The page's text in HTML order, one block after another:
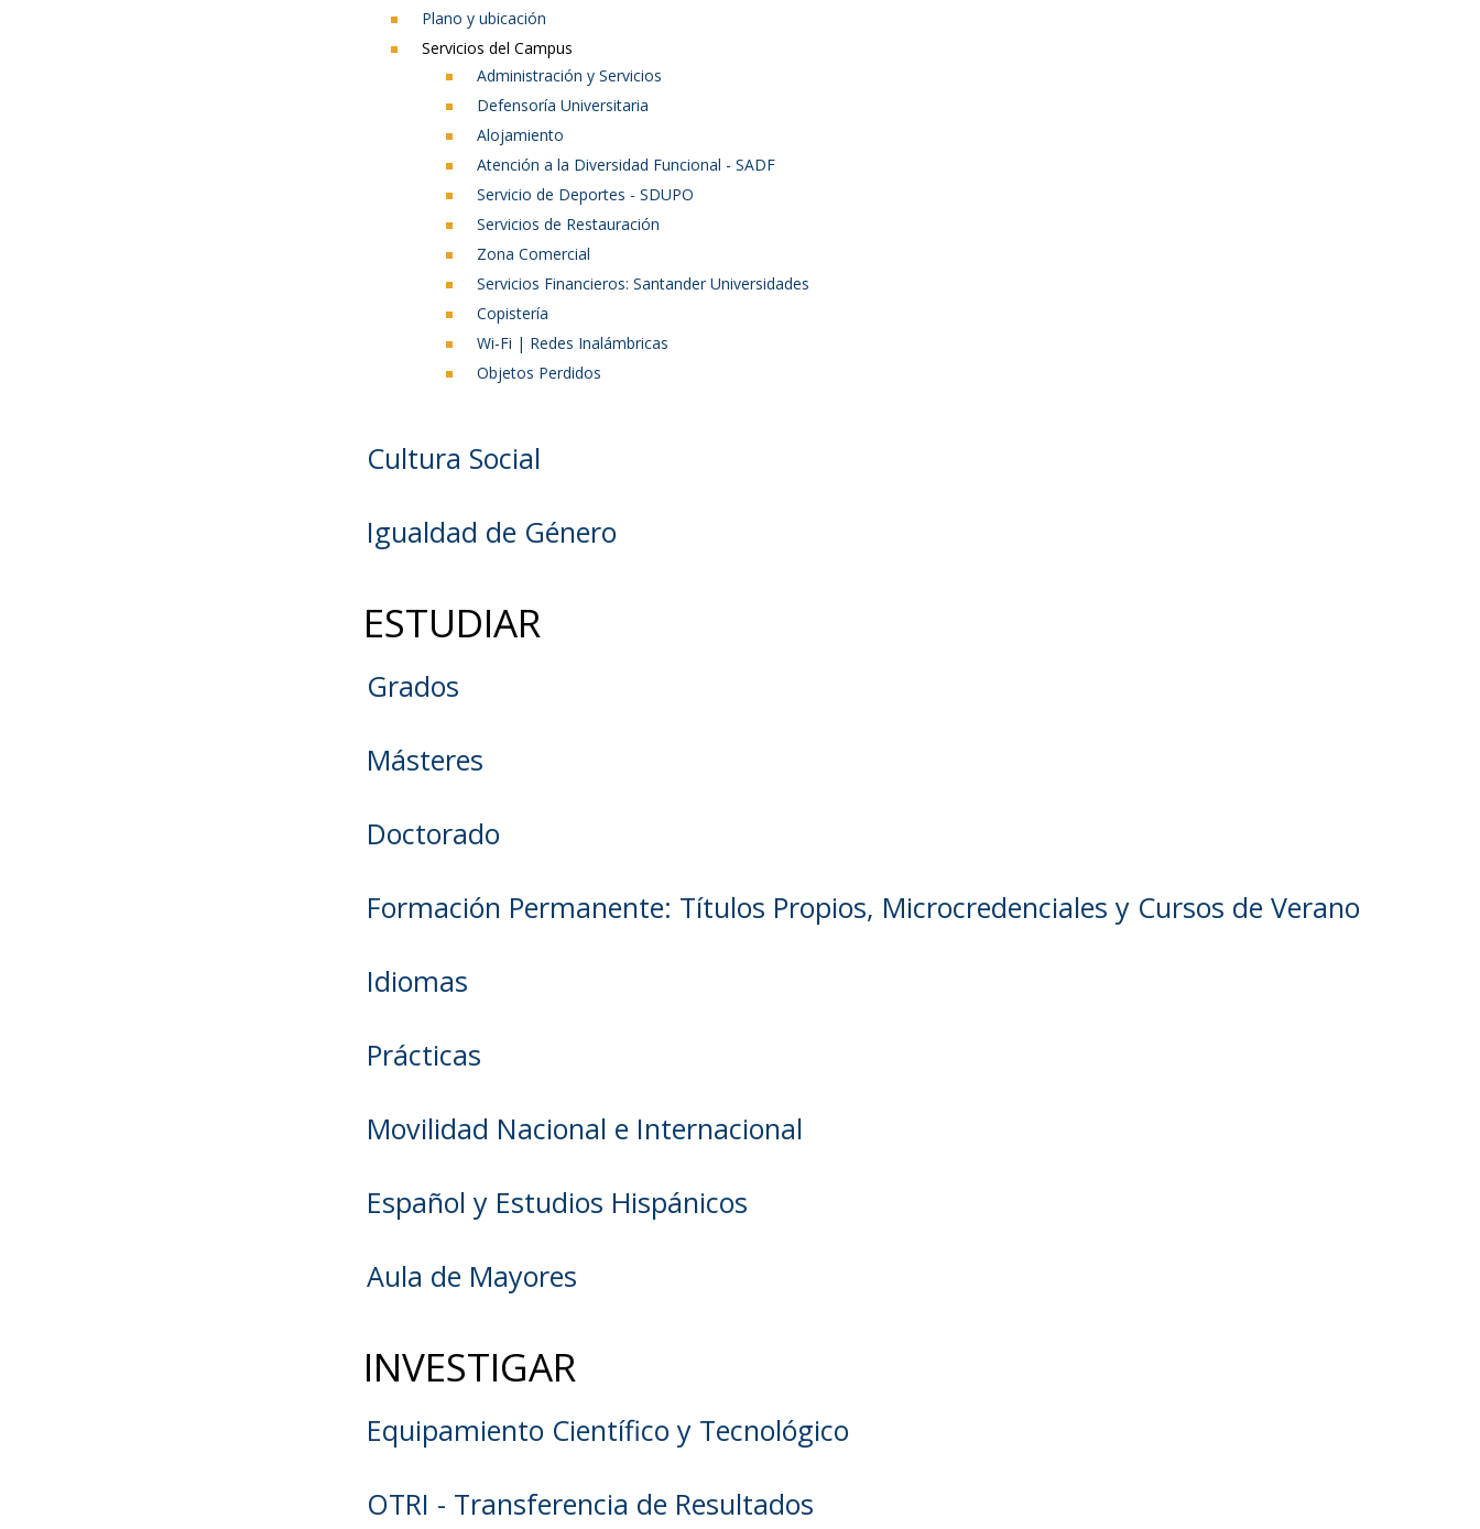
Plano y ubicación
Servicios del Campus
Administración y Servicios
Defensoría Universitaria
Alojamiento
Atención a la Diversidad Funcional - SADF
Servicio de Deportes - SDUPO
Servicios de Restauración
Zona Comercial
Servicios Financieros: Santander Universidades
Copistería
Wi-Fi | Redes Inalámbricas
Objetos Perdidos
Cultura Social
Igualdad de Género
ESTUDIAR
Grados
Másteres
Doctorado
Formación Permanente: Títulos Propios, Microcredenciales y Cursos de Verano
Idiomas
Prácticas
Movilidad Nacional e Internacional
Español y Estudios Hispánicos
Aula de Mayores
INVESTIGAR
Equipamiento Científico y Tecnológico
OTRI - Transferencia de Resultados